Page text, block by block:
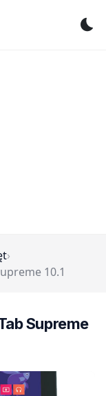
›
10.1
Supreme